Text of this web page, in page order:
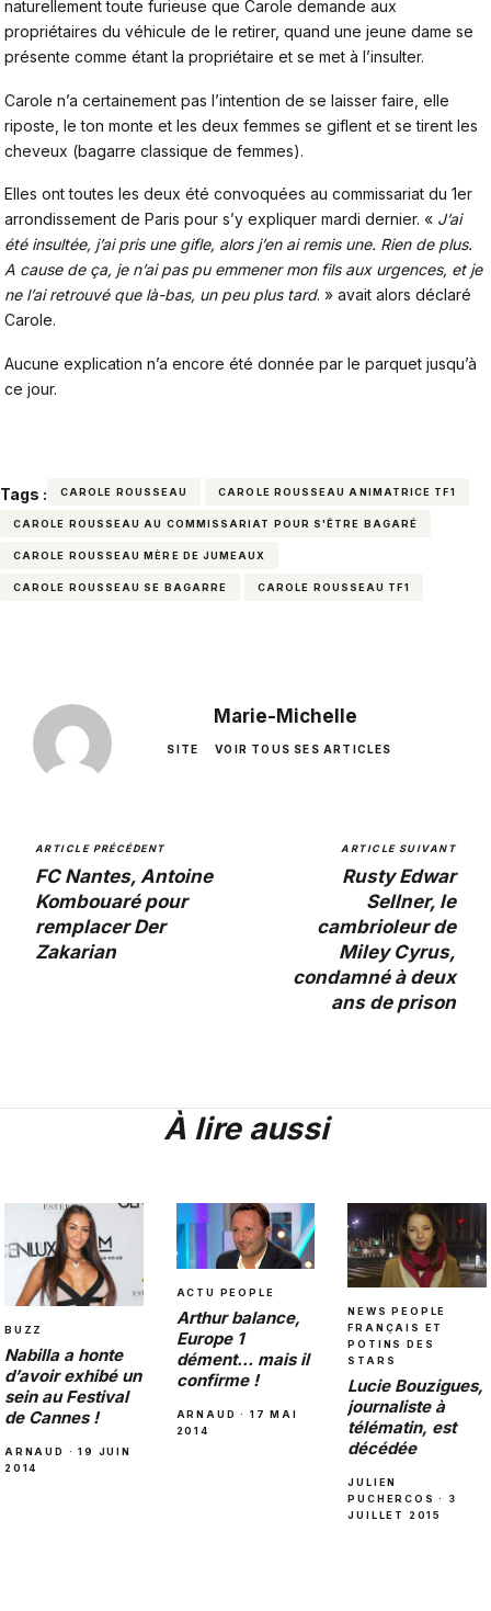
naturellement toute furieuse que Carole demande aux
propriétaires du véhicule de le retirer, quand une jeune dame se
présente comme étant la propriétaire et se met à l’insulter.
Carole n’a certainement pas l’intention de se laisser faire, elle
riposte, le ton monte et les deux femmes se giflent et se tirent les
cheveux (bagarre classique de femmes).
Elles ont toutes les deux été convoquées au commissariat du 1er
arrondissement de Paris pour s’y expliquer mardi dernier. « J’ai
été insultée, j’ai pris une gifle, alors j’en ai remis une. Rien de plus.
A cause de ça, je n’ai pas pu emmener mon fils aux urgences, et je
ne l’ai retrouvé que là-bas, un peu plus tard. » avait alors déclaré
Carole.
Aucune explication n’a encore été donnée par le parquet jusqu’à
ce jour.
Tags : CAROLE ROUSSEAU CAROLE ROUSSEAU ANIMATRICE TF1
CAROLE ROUSSEAU AU COMMISSARIAT POUR S'ÊTRE BAGARÉ
CAROLE ROUSSEAU MÈRE DE JUMEAUX
CAROLE ROUSSEAU SE BAGARRE CAROLE ROUSSEAU TF1
Marie-Michelle
SITE VOIR TOUS SES ARTICLES
ARTICLE PRÉCÉDENT
FC Nantes, Antoine
Kombouaré pour
remplacer Der
Zakarian
ARTICLE SUIVANT
Rusty Edwar
Sellner, le
cambrioleur de
Miley Cyrus,
condamné à deux
ans de prison
À lire aussi
BUZZ
Nabilla a honte
d’avoir exhibé un
sein au Festival
de Cannes !
ARNAUD · 19 JUIN
2014
ACTU PEOPLE
Arthur balance,
Europe 1
dément… mais il
confirme !
ARNAUD · 17 MAI
2014
NEWS PEOPLE
FRANÇAIS ET
POTINS DES
STARS
Lucie Bouzigues,
journaliste à
télématin, est
décédée
JULIEN
PUCHERCOS · 3
JUILLET 2015